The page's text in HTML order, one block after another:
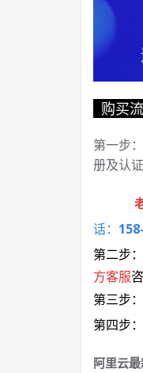
购买
第一步：
册及认证
老
话：
第二步
方客服
第三步：
第四步
阿里云